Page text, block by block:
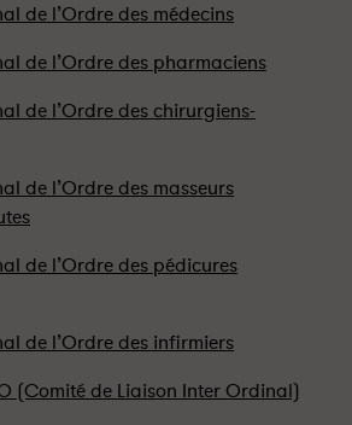
de l’Ordre des médecins
de l’Ordre des pharmaciens
de l’Ordre des chirurgiens-
de l’Ordre des masseurs
de l’Ordre des pédicures
de l’Ordre des infirmiers
(Comité de Liaison Inter Ordinal)